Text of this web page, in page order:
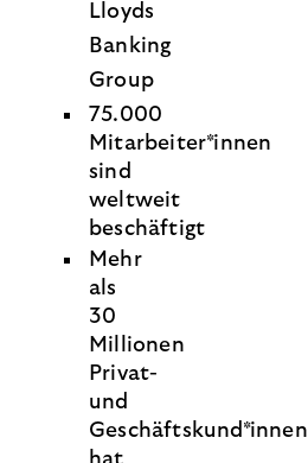
Lloyds
Banking
Group
75.000
Mitarbeiter*innen
sind
weltweit
beschäftigt
Mehr
als
30
Millionen
Privat-
und
Geschäftskund*innen